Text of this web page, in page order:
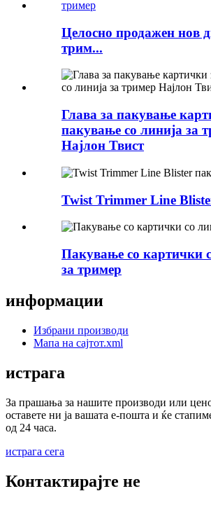
Целосно продажен нов
трим...
Глава за пакување
пакување со линија за
Најлон Твист
Twist Trimmer Line
Пакување со картички
за тример
информации
Избрани производи
Мапа на сајтот.xml
истрага
За прашања за нашите производи или
оставете ни ја вашата е-пошта и ќе
од 24 часа.
истрага сега
Контактирајте не